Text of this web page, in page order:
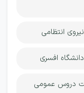
انتظامی
افسری
دروس عمومی